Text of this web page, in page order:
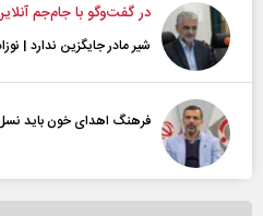
در گفت‌و‌گو با جام‌جم
شیر مادر جایگزین ندارد |
فرهنگ اهدای خون باید